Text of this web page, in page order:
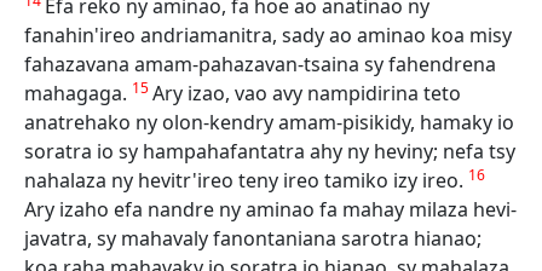
Efa reko ny aminao, fa hoe ao anatinao ny
fanahin'ireo andriamanitra, sady ao aminao koa misy
fahazavana amam-pahazavan-tsaina sy fahendrena
mahagaga. 15Ary izao, vao avy nampidirina teto
anatrehako ny olon-kendry amam-pisikidy, hamaky io
soratra io sy hampahafantatra ahy ny heviny; nefa tsy
nahalaza ny hevitr'ireo teny ireo tamiko izy ireo. 16
Ary izaho efa nandre ny aminao fa mahay milaza hevi-
javatra, sy mahavaly fanontaniana sarotra hianao;